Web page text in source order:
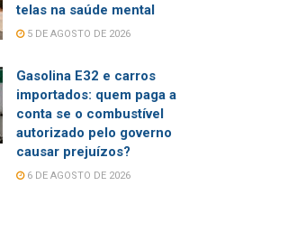
telas na saúde mental
5 DE AGOSTO DE 2026
Gasolina E32 e carros
importados: quem paga a
conta se o combustível
autorizado pelo governo
causar prejuízos?
6 DE AGOSTO DE 2026